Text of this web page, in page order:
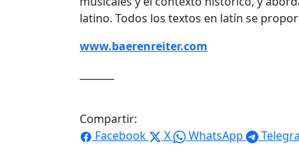
latino. Todos los textos en latín se
www.baerenreiter.com
Compartir:
Facebook
X WhatsApp